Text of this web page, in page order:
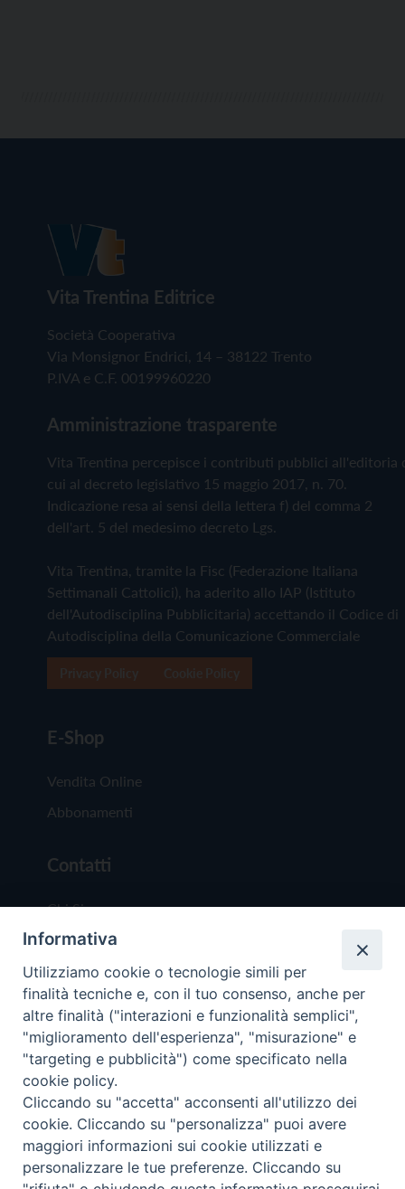
Vita Trentina Editrice
Società Cooperativa
Via Monsignor Endrici, 14 – 38122 Trento
P.IVA e C.F. 00199960220
Amministrazione trasparente
Vita Trentina percepisce i contributi pubblici all'editoria
cui al decreto legislativo 15 maggio 2017, n. 70.
Indicazione resa ai sensi della lettera f) del comma 2
dell'art. 5 del medesimo decreto Lgs.
Vita Trentina, tramite la Fisc (Federazione Italiana
Settimanali Cattolici), ha aderito allo IAP (Istituto
dell'Autodisciplina Pubblicitaria) accettando il Codice di
Autodisciplina della Comunicazione Commerciale
E-Shop
Vendita Online
Abbonamenti
Contatti
Chi Siamo
Redazione
Scrivici
Copyright © 2019 - Tutti i diritti riservati - Vita
Trentina Editrice
Privacy Policy
Torna
Informativa
Utilizziamo cookie o tecnologie simili per
finalità tecniche e, con il tuo consenso, anche per
altre finalità ("interazioni e funzionalità semplici",
"miglioramento dell'esperienza", "misurazione" e
"targeting e pubblicità") come specificato nella
cookie policy.
Cliccando su "accetta" acconsenti all'utilizzo dei
cookie. Cliccando su "personalizza" puoi avere
maggiori informazioni sui cookie utilizzati e
personalizzare le tue preferenze. Cliccando su